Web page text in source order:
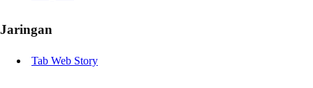
Jaringan
Tab Web Story